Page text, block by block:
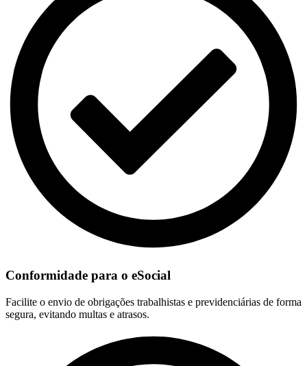
Conformidade para o eSocial
Facilite o envio de obrigações trabalhistas e previdenciárias de forma
segura, evitando multas e atrasos.